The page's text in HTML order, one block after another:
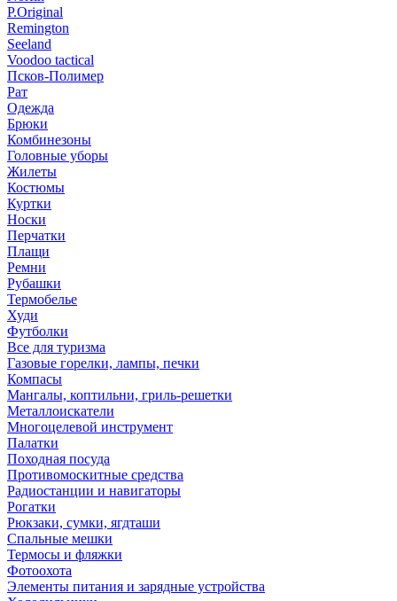
P.Original
Remington
Seeland
Voodoo tactical
Псков-Полимер
Рат
Одежда
Брюки
Комбинезоны
Головные уборы
Жилеты
Костюмы
Куртки
Носки
Перчатки
Плащи
Ремни
Рубашки
Термобелье
Худи
Футболки
Все для туризма
Газовые горелки, лампы, печки
Компасы
Мангалы, коптильни, гриль-решетки
Металлоискатели
Многоцелевой инструмент
Палатки
Походная посуда
Противомоскитные средства
Радиостанции и навигаторы
Рогатки
Рюкзаки, сумки, ягдташи
Спальные мешки
Термосы и фляжки
Фотоохота
Элементы питания и зарядные устройства